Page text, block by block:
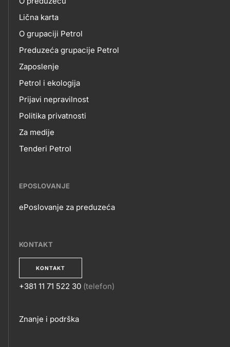
skupno.footer-
title???
O
NAMA
Lična karta
O grupaciji Petrol
Preduzeća grupacije Petrol
Zaposlenje
Petrol i ekologija
Prijavi nepravilnost
Politika privatnosti
Za medije
Tenderi Petrol
EPOSLOVANJE
ePoslovanje za preduzeća
KONTAKT
KONTAKT
+381 11 71 522 30 (telefon)
Footer
Znanje i podrška